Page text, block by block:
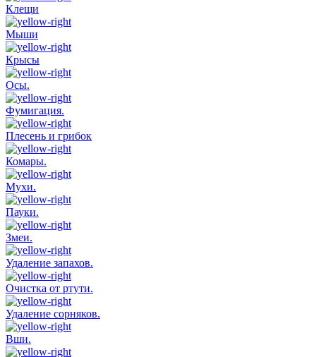
Клещи
Мыши
Крысы
Осы.
Фумигация.
Плесень и грибок
Комары.
Мухи.
Пауки.
Змеи.
Удаление запахов.
Очистка от ртути.
Удаление сорняков.
Вши.